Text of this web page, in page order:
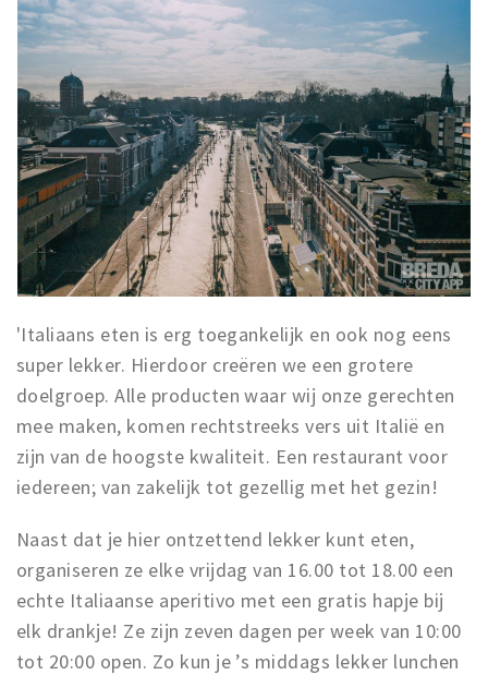
'Italiaans eten is erg toegankelijk en ook nog eens
super lekker. Hierdoor creëren we een grotere
doelgroep. Alle producten waar wij onze gerechten
mee maken, komen rechtstreeks vers uit Italië en
zijn van de hoogste kwaliteit. Een restaurant voor
iedereen; van zakelijk tot gezellig met het gezin!
Naast dat je hier ontzettend lekker kunt eten,
organiseren ze elke vrijdag van 16.00 tot 18.00 een
echte Italiaanse aperitivo met een gratis hapje bij
elk drankje! Ze zijn zeven dagen per week van 10:00
tot 20:00 open. Zo kun je ’s middags lekker lunchen